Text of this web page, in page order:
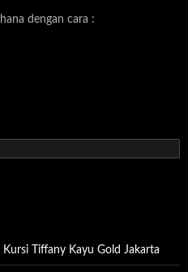
dengan cara :
Tiffany Kayu Gold Jakarta